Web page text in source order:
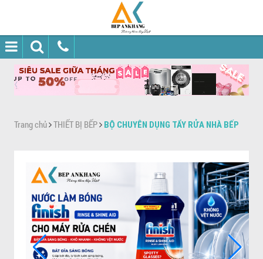
Trang chủ THIẾT BỊ BẾP BỘ CHUYÊN DỤNG TẨY RỬA NHÀ BẾP